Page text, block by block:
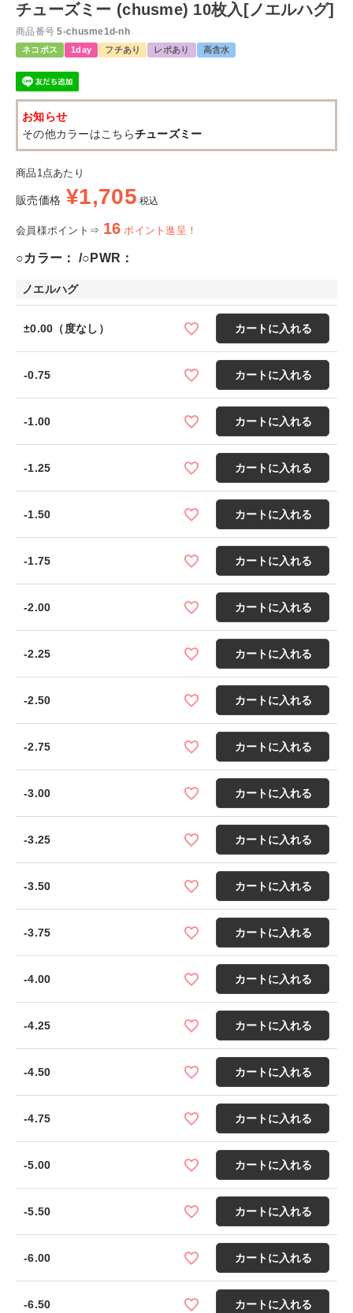
チューズミー (chusme) 10枚入[ノエルハグ]
商品番号 5-chusme1d-nh
ネコポス 1day フチあり レポあり 高含水
お知らせ
その他カラーはこちらチューズミー
商品1点あたり
販売価格 ¥1,705 税込
会員様ポイント⇒ 16 ポイント進呈！
○カラー： ○PWR：
ノエルハグ
±0.00（度なし） カートに入れる
-0.75 カートに入れる
-1.00 カートに入れる
-1.25 カートに入れる
-1.50 カートに入れる
-1.75 カートに入れる
-2.00 カートに入れる
-2.25 カートに入れる
-2.50 カートに入れる
-2.75 カートに入れる
-3.00 カートに入れる
-3.25 カートに入れる
-3.50 カートに入れる
-3.75 カートに入れる
-4.00 カートに入れる
-4.25 カートに入れる
-4.50 カートに入れる
-4.75 カートに入れる
-5.00 カートに入れる
-5.50 カートに入れる
-6.00 カートに入れる
-6.50 カートに入れる